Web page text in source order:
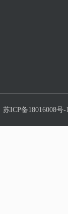
苏ICP备18016008号-